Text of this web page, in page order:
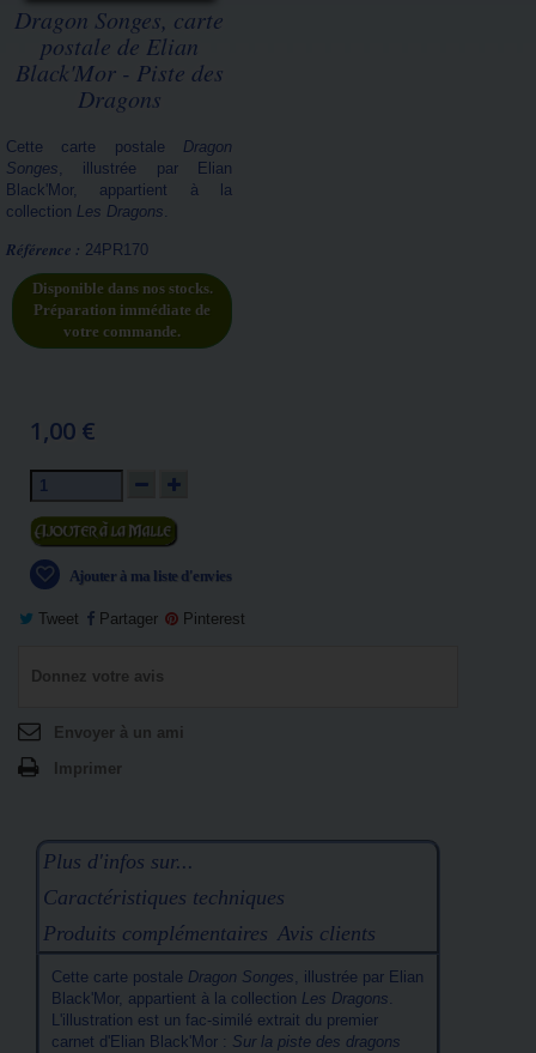
Dragon Songes, carte
postale de Elian
Black'Mor - Piste des
Dragons
Cette carte postale Dragon
Songes, illustrée par Elian
Black'Mor, appartient à la
collection Les Dragons.
Référence : 24PR170
Disponible dans nos stocks.
Préparation immédiate de
votre commande.
1,00 €
Ajouter au panier
Ajouter à ma liste d'envies
Tweet Partager Pinterest
Donnez votre avis
Envoyer à un ami
Imprimer
Plus d'infos sur...
Caractéristiques techniques
Produits complémentaires Avis clients
Cette carte postale Dragon Songes, illustrée par Elian
Black'Mor, appartient à la collection Les Dragons.
L'illustration est un fac-similé extrait du premier
carnet d'Elian Black'Mor : Sur la piste des dragons